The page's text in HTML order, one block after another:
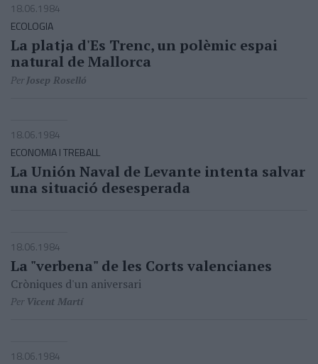
18.06.1984
ECOLOGIA
La platja d'Es Trenc, un polèmic espai
natural de Mallorca
PerJosep Roselló
18.06.1984
ECONOMIA I TREBALL
La Unión Naval de Levante intenta salvar
una situació desesperada
18.06.1984
La "verbena" de les Corts valencianes
Cròniques d'un aniversari
Per Vicent Martí
18.06.1984